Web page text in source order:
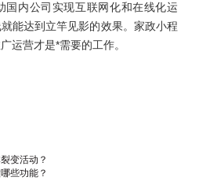
国内公司实现互联网化和在线化运
能达到立竿见影的效果。家政小程
运营才是*需要的工作。
变活动？
些功能？